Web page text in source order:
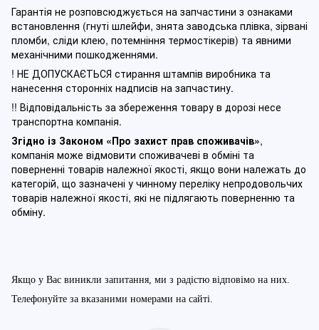
Гарантія не розповсюджується на запчастини з ознаками
встановлення (гнуті шлейфи, знята заводська плівка, зірвані
пломби, сліди клею, потемніння термостікерів) та явними
механічними пошкодженнями.
! НЕ ДОПУСКАЄТЬСЯ стирання штампів виробника та
нанесення сторонніх надписів на запчастину.
!! Відповідальність за збереження товару в дорозі несе
транспортна компанія.
Згідно із Законом «Про захист прав споживачів»,
компанія може відмовити споживачеві в обміні та
поверненні товарів належної якості, якщо вони належать до
категорій, що зазначені у чинному переліку непродовольчих
товарів належної якості, які не підлягають поверненню та
обміну.
Якщо у Вас виникли запитання, ми з радістю відповімо на них.
Телефонуйте за вказаними номерами на сайті.